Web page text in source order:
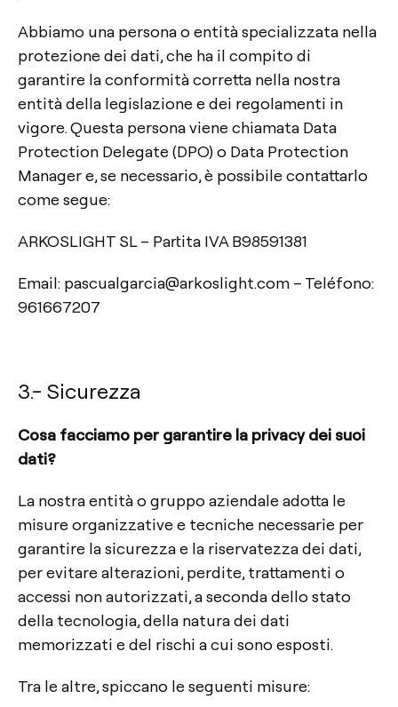
Abbiamo una persona o entità specializzata nella
protezione dei dati, che ha il compito di
garantire la conformità corretta nella nostra
entità della legislazione e dei regolamenti in
vigore. Questa persona viene chiamata Data
Protection Delegate (DPO) o Data Protection
Manager e, se necessario, è possibile contattarlo
come segue:
ARKOSLIGHT SL – Partita IVA B98591381
Email: pascualgarcia@arkoslight.com – Teléfono:
961667207
3.- Sicurezza
Cosa facciamo per garantire la privacy dei suoi
dati?
La nostra entità o gruppo aziendale adotta le
misure organizzative e tecniche necessarie per
garantire la sicurezza e la riservatezza dei dati,
per evitare alterazioni, perdite, trattamenti o
accessi non autorizzati, a seconda dello stato
della tecnologia, della natura dei dati
memorizzati e del rischi a cui sono esposti.
Tra le altre, spiccano le seguenti misure: